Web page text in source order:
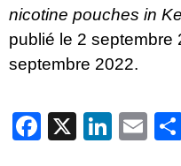
nicotine pouches in
publié le 2 septembre
septembre 2022.
Facebook
X